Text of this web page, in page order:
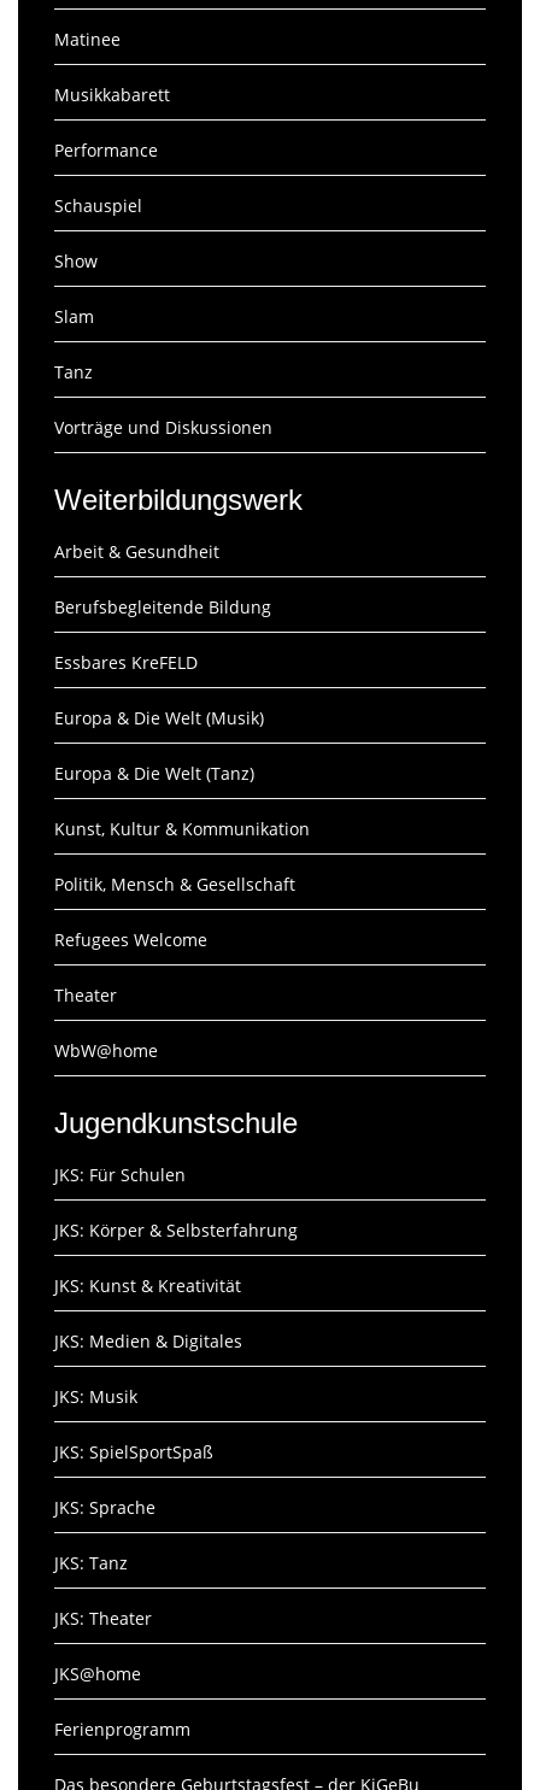
Matinee
Musikkabarett
Performance
Schauspiel
Show
Slam
Tanz
Vorträge und Diskussionen
Weiterbildungswerk
Arbeit & Gesundheit
Berufsbegleitende Bildung
Essbares KreFELD
Europa & Die Welt (Musik)
Europa & Die Welt (Tanz)
Kunst, Kultur & Kommunikation
Politik, Mensch & Gesellschaft
Refugees Welcome
Theater
WbW@home
Jugendkunstschule
JKS: Für Schulen
JKS: Körper & Selbsterfahrung
JKS: Kunst & Kreativität
JKS: Medien & Digitales
JKS: Musik
JKS: SpielSportSpaß
JKS: Sprache
JKS: Tanz
JKS: Theater
JKS@home
Ferienprogramm
Das besondere Geburtstagsfest – der KiGeBu